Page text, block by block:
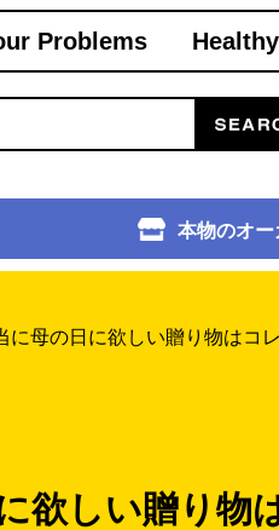
Problems
本物のオ
に母の日に欲しい贈り物はコ
欲しい贈り物